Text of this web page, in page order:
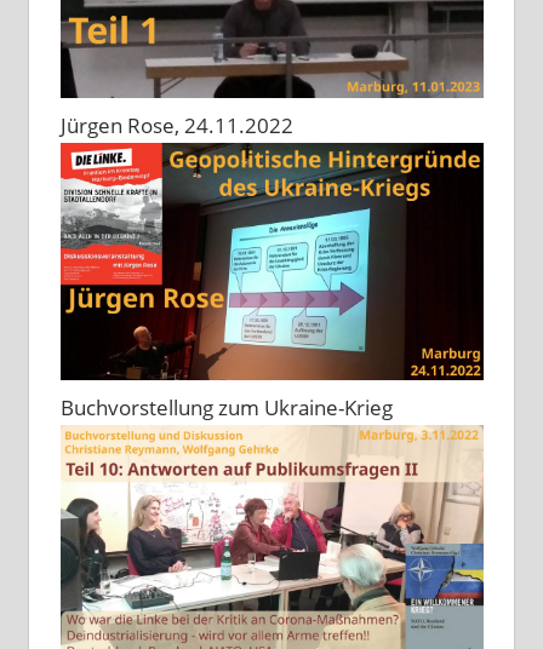
Jürgen Rose, 24.11.2022
Buchvorstellung zum Ukraine-Krieg